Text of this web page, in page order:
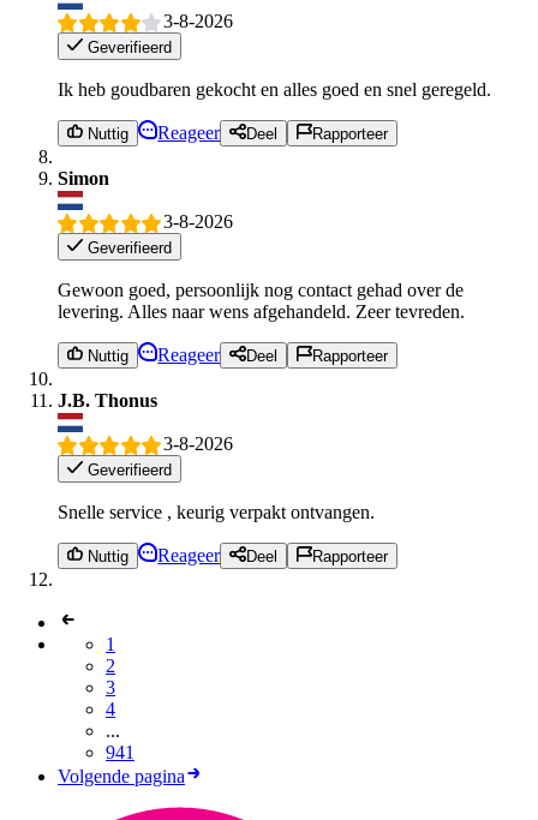
3-8-2026
Geverifieerd
Ik heb goudbaren gekocht en alles goed en snel geregeld.
Nuttig Reageer Deel Rapporteer
Simon
3-8-2026
Geverifieerd
Gewoon goed, persoonlijk nog contact gehad over de
levering. Alles naar wens afgehandeld. Zeer tevreden.
Nuttig Reageer Deel Rapporteer
J.B. Thonus
3-8-2026
Geverifieerd
Snelle service , keurig verpakt ontvangen.
Nuttig Reageer Deel Rapporteer
1
2
3
4
...
941
Volgende pagina